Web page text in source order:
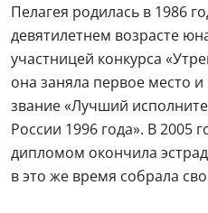
Пелагея родилась в 1986
девятилетнем возрасте
участницей конкурса
она заняла первое место
звание «Лучший
России 1996 года». В 2005
дипломом окончила
в это же время собрала